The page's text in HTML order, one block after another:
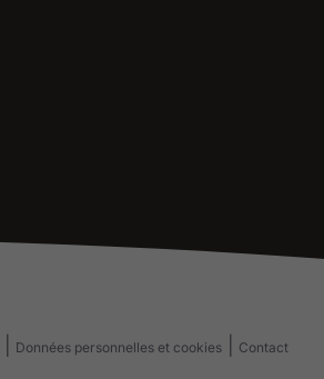
Données personnelles et cookies Contact